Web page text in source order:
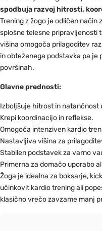
spodbuja razvoj hitrosti,
Trening z žogo je odličen
splošne telesne pripravljenosti
višina omogoča prilagoditev
in obteženega podstavka pa je
površinah.
Glavne prednosti:
Izboljšuje hitrost in natančnost
Krepi koordinacijo in reflekse.
Omogoča intenziven kardio
Nastavljiva višina za
Stabilen podstavek za varno
Primerna za domačo uporabo
Žoga je idealna za boksarje,
učinkovit kardio trening ali
klasično vrečo zavzame manj